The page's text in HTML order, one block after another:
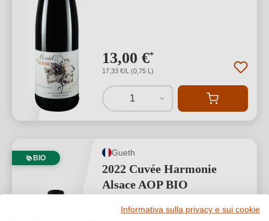
13,00 €*
17,33 €/L (0,75 L)
1
BIO
Gueth
2022 Cuvée Harmonie
Alsace AOP BIO
Alsace AOP
Informativa sulla privacy e sui cookie